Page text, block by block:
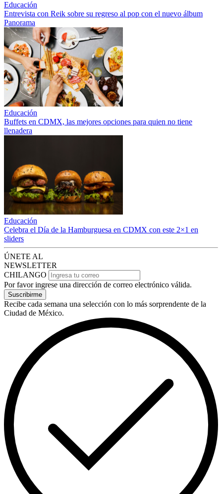
Educación
Entrevista con Reik sobre su regreso al pop con el nuevo álbum
Panorama
Educación
Buffets en CDMX, las mejores opciones para quien no tiene
llenadera
Educación
Celebra el Día de la Hamburguesa en CDMX con este 2×1 en
sliders
ÚNETE AL
NEWSLETTER
CHILANGO
Por favor ingrese una dirección de correo electrónico válida.
Suscribirme
Recibe cada semana una selección con lo más sorprendente de la
Ciudad de México.